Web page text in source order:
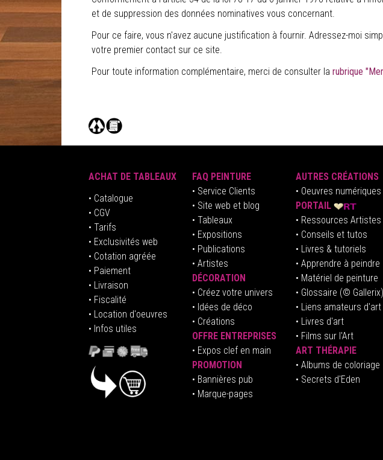
et de suppression des données nominatives vous concernant.
Pour ce faire, vous n'avez aucune justification à fournir. Adressez-moi
votre premier contact sur ce site.
Pour toute information complémentaire, merci de consulter la rubrique
ACHAT DE TABLEAUX
• Catalogue
• CGV
• Tarifs
• Exclusivités web
• Cotation agréée
• Paiement
• Livraison
• Fiscalité
• Location d'oeuvres
• Infos utiles
FAQ PEINTURE
• Service Clients
• Site web et blog
• Tableaux
• Expositions
• Publications
• Artistes
DÉCORATION
• Créez votre univers
• Idées de déco
• Créations
OFFRE ENTREPRISES
• Expos clef en main
PROMOTION
• Bannières pub
• Marque-pages
AUTRES CRÉATIONS
• Oeuvres numériques
PORTAIL
• Ressources Artistes
• Conseils et tutos
• Livres & tutoriels
• Apprendre à peindre
• Matériel de peinture
• Glossaire (© Gallerix)
• Liens amateurs d'art
• Livres d'art
• Films sur l'Art
ART THÉRAPIE
• Albums de coloriage
• Secrets d'Eden